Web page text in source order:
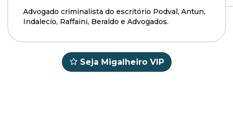
Advogado criminalista do escritório Podval, Antun,
Indalecio, Raffaini, Beraldo e Advogados.
Seja Migalheiro VIP